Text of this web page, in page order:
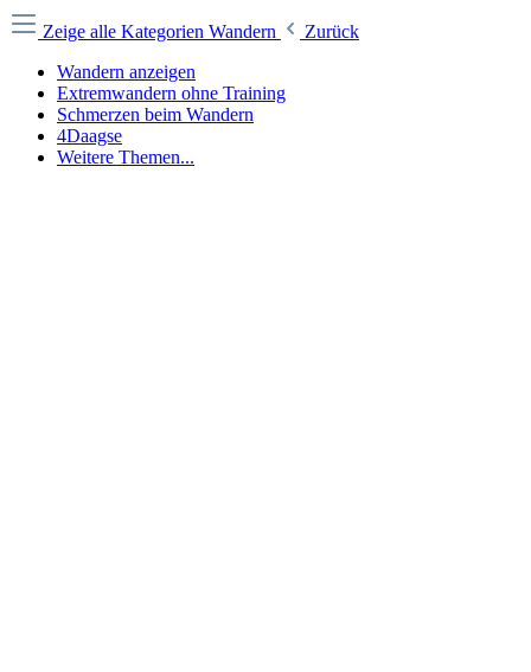
Zeige alle Kategorien Wandern
Zurück
Wandern anzeigen
Extremwandern ohne Training
Schmerzen beim Wandern
4Daagse
Weitere Themen...